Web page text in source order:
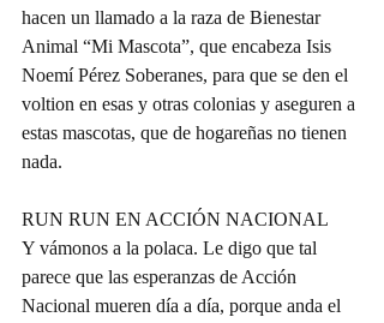
hacen un llamado a la raza de Bienestar
Animal “Mi Mascota”, que encabeza Isis
Noemí Pérez Soberanes, para que se den el
voltion en esas y otras colonias y aseguren a
estas mascotas, que de hogareñas no tienen
nada.
RUN RUN EN ACCIÓN NACIONAL
Y vámonos a la polaca. Le digo que tal
parece que las esperanzas de Acción
Nacional mueren día a día, porque anda el